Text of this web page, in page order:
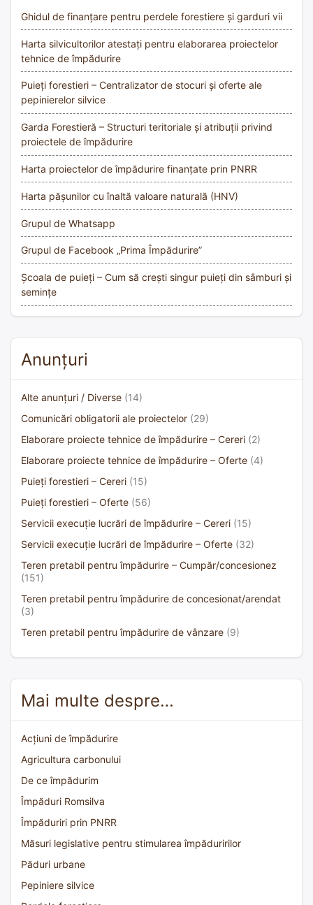
Ghidul de finanțare pentru perdele forestiere și garduri vii
Harta silvicultorilor atestați pentru elaborarea proiectelor
tehnice de împădurire
Puieți forestieri – Centralizator de stocuri și oferte ale
pepinierelor silvice
Garda Forestieră – Structuri teritoriale și atribuții privind
proiectele de împădurire
Harta proiectelor de împădurire finanțate prin PNRR
Harta pășunilor cu înaltă valoare naturală (HNV)
Grupul de Whatsapp
Grupul de Facebook „Prima Împădurire”
Școala de puieți – Cum să crești singur puieți din sâmburi și
semințe
Anunțuri
Alte anunțuri / Diverse (14)
Comunicări obligatorii ale proiectelor (29)
Elaborare proiecte tehnice de împădurire – Cereri (2)
Elaborare proiecte tehnice de împădurire – Oferte (4)
Puieți forestieri – Cereri (15)
Puieți forestieri – Oferte (56)
Servicii execuție lucrări de împădurire – Cereri (15)
Servicii execuție lucrări de împădurire – Oferte (32)
Teren pretabil pentru împădurire – Cumpăr/concesionez
(151)
Teren pretabil pentru împădurire de concesionat/arendat
(3)
Teren pretabil pentru împădurire de vânzare (9)
Mai multe despre…
Acțiuni de împădurire
Agricultura carbonului
De ce împădurim
Împăduri Romsilva
Împăduriri prin PNRR
Măsuri legislative pentru stimularea împăduririlor
Păduri urbane
Pepiniere silvice